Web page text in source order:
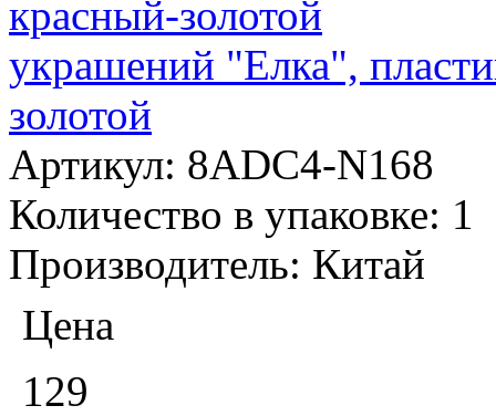
украшений "Елка",
золотой
Артикул: 8ADC4-N168
Количество в упаковке: 1
Производитель: Китай
Цена
129